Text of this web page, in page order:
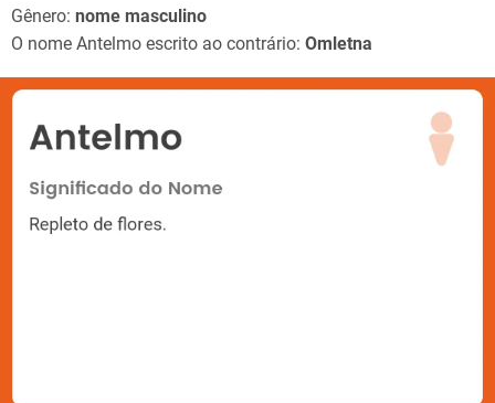
Gênero: nome masculino
O nome Antelmo escrito ao contrário: Omletna